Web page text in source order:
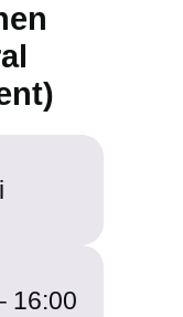
16:00